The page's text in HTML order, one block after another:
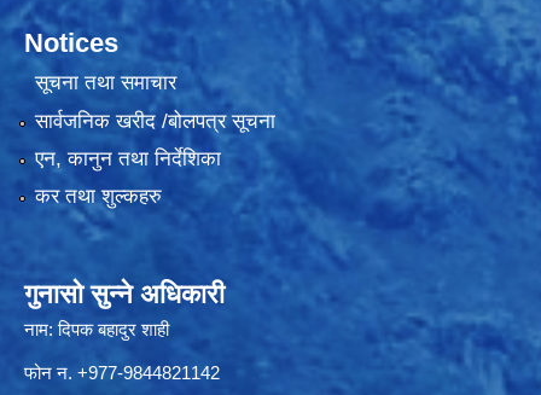
Notices
सूचना तथा समाचार
सार्वजनिक खरीद /बोलपत्र सूचना
एन, कानुन तथा निर्देशिका
कर तथा शुल्कहरु
गुनासो सुन्ने अधिकारी
नाम: दिपक बहादुर शाही
फोन न. +977-9844821142